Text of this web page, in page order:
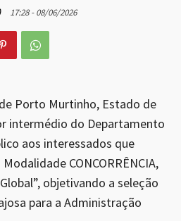
17:28 - 08/06/2026
Porto Murtinho, Estado de
intermédio do Departamento
aos interessados que
CONCORRÊNCIA,
objetivando a seleção
para a Administração